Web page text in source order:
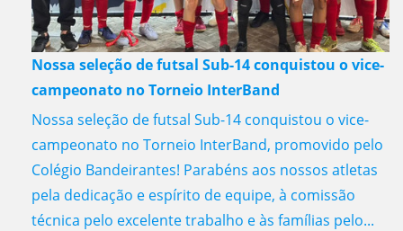
Nossa seleção de futsal Sub-14 conquistou o vice-
campeonato no Torneio InterBand
Nossa seleção de futsal Sub-14 conquistou o vice-
campeonato no Torneio InterBand, promovido pelo
Colégio Bandeirantes! Parabéns aos nossos atletas
pela dedicação e espírito de equipe, à comissão
técnica pelo excelente trabalho e às famílias pelo...